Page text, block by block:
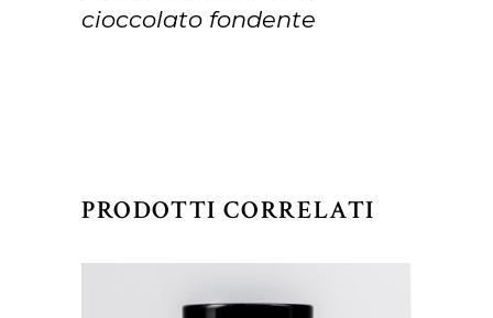
cioccolato fondente
PRODOTTI CORRELATI